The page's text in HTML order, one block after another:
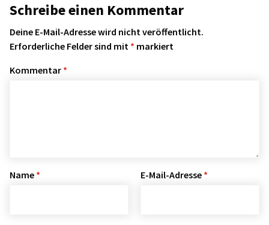
Schreibe einen Kommentar
Deine E-Mail-Adresse wird nicht veröffentlicht.
Erforderliche Felder sind mit * markiert
Kommentar *
Name * E-Mail-Adresse *